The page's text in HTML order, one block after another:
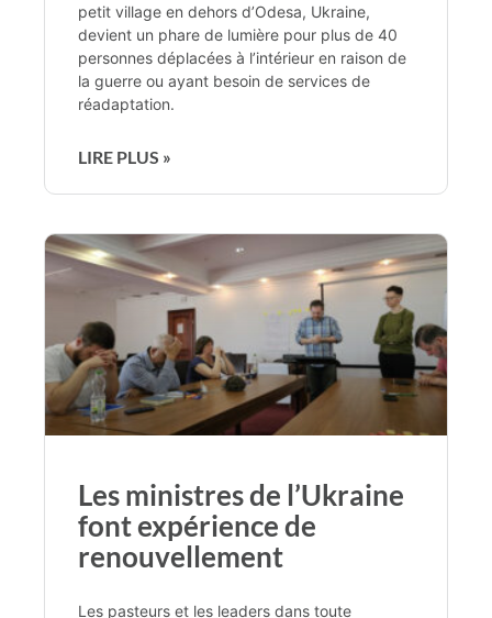
petit village en dehors d’Odesa, Ukraine,
devient un phare de lumière pour plus de 40
personnes déplacées à l’intérieur en raison de
la guerre ou ayant besoin de services de
réadaptation.
LIRE PLUS »
Les ministres de l’Ukraine
font expérience de
renouvellement
Les pasteurs et les leaders dans toute